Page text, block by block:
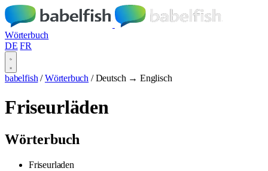
Wörterbuch
DE FR
babelfish / Wörterbuch / Deutsch → Englisch
Friseurläden
Wörterbuch
Friseurladen